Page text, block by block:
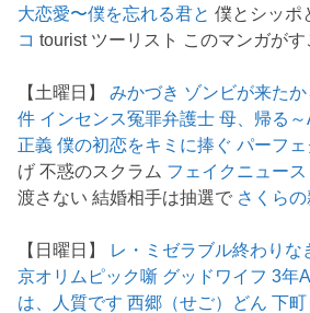
大恋愛〜僕を忘れる君と 僕とシッポ
コ tourist ツーリスト このマンガがす
【土曜日】みかづき ゾンビが来た
件 インセンス冤罪弁護士 母、帰る
正義 僕の初恋をキミに捧ぐ パーフ
げ 不惑のスクラム フェイクニュース
渡さない 結婚相手は抽選で さくら
【日曜日】 レ・ミゼラブル終わりな
京オリムピック噺 グッドワイフ 3年
は、人質です 西郷（せご）どん 下町